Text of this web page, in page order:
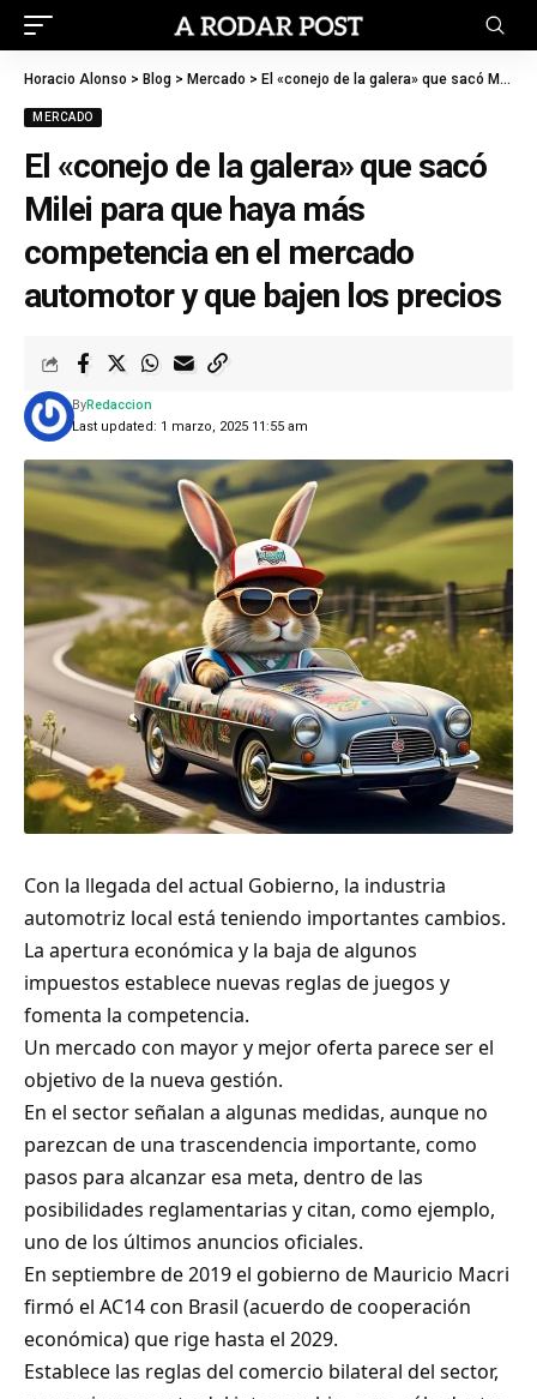
Horacio Alonso > Blog > Mercado > El «conejo de la galera» que sacó Milei para que haya más competencia en el mercado automotor y que bajen los precios
MERCADO
El «conejo de la galera» que sacó
Milei para que haya más
competencia en el mercado
automotor y que bajen los precios
Last updated: 1 marzo, 2025 11:55 am
ByRedaccion
Con la llegada del actual Gobierno, la industria
automotriz local está teniendo importantes cambios.
La apertura económica y la baja de algunos
impuestos establece nuevas reglas de juegos y
fomenta la competencia.
Un mercado con mayor y mejor oferta parece ser el
objetivo de la nueva gestión.
En el sector señalan a algunas medidas, aunque no
parezcan de una trascendencia importante, como
pasos para alcanzar esa meta, dentro de las
posibilidades reglamentarias y citan, como ejemplo,
uno de los últimos anuncios oficiales.
En septiembre de 2019 el gobierno de Mauricio Macri
firmó el AC14 con Brasil (acuerdo de cooperación
económica) que rige hasta el 2029.
Establece las reglas del comercio bilateral del sector,